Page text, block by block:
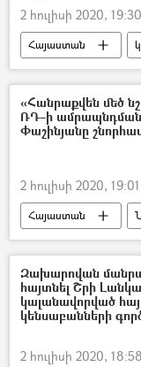
2 հուլիսի 2020, 19:30
Հայաստան
արտահանում
«Հանրաքվեն մեծ
ՌԴ–ի
Փաշինյանը
2 հուլիսի 2020, 19:01
Հայաստան
Վլադիմիր Պուտին
հանրաքվե
Զախարովան
հայտնել Շրի
կալանավորված հայ
կենսաբանների
2 հուլիսի 2020, 18:58